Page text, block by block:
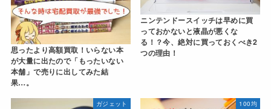
思ったより高額買取！いらない本
が大量に出たので「もったいない
本舗」で売りに出してみた結
果…。
ニンテンドースイッチは早めに買
っておかないと液晶が悪くな
る！？今、絶対に買っておくべき2
つの理由！
ガジェット 100均